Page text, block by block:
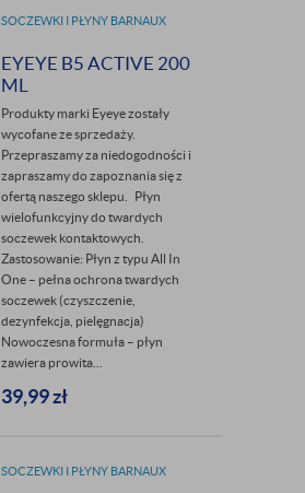
SOCZEWKI I PŁYNY BARNAUX
EYEYE B5 ACTIVE 200
ML
Produkty marki Eyeye zostały
wycofane ze sprzedaży.
Przepraszamy za niedogodności i
zapraszamy do zapoznania się z
ofertą naszego sklepu. Płyn
wielofunkcyjny do twardych
soczewek kontaktowych.
Zastosowanie: Płyn z typu All In
One – pełna ochrona twardych
soczewek (czyszczenie,
dezynfekcja, pielęgnacja)
Nowoczesna formuła – płyn
zawiera prowita...
39,99zł
SOCZEWKI I PŁYNY BARNAUX